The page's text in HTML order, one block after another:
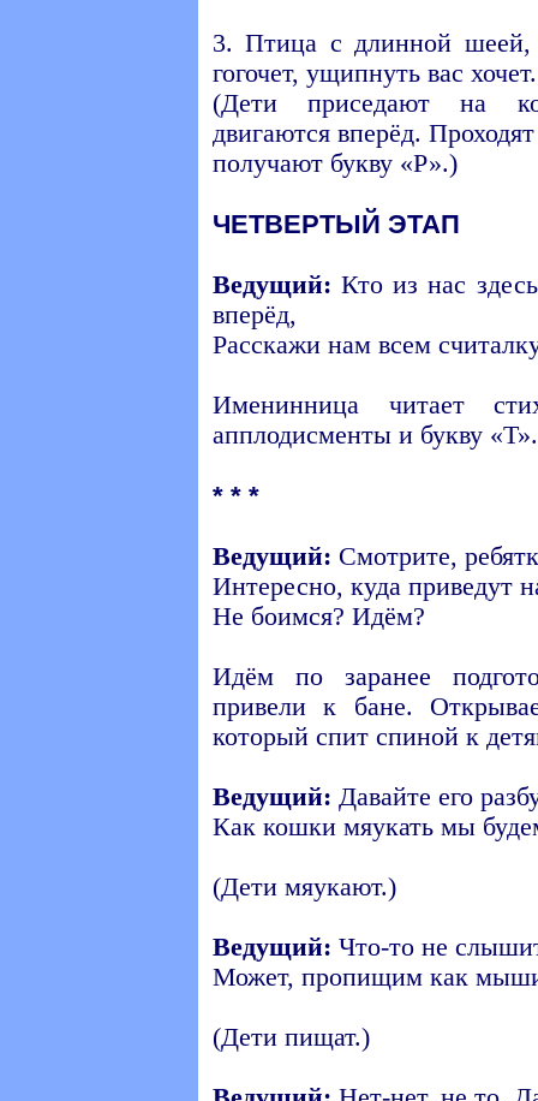
3. Птица с длинной шеей,
гогочет, ущипнуть вас хочет.
(Дети приседают на
двигаются вперёд.
получают букву «Р».)
ЧЕТВЕРТЫЙ ЭТАП
Ведущий: Кто из нас
вперёд,
Расскажи нам всем
Именинница читает
апплодисменты и букву «Т».
* * *
Ведущий: Смотрите,
Интересно, куда приведут
Не боимся? Идём?
Идём по заранее
привели к бане.
который спит спиной к
Ведущий: Давайте его
Как кошки мяукать мы
(Дети мяукают.)
Ведущий: Что-то не
Может, пропищим как
(Дети пищат.)